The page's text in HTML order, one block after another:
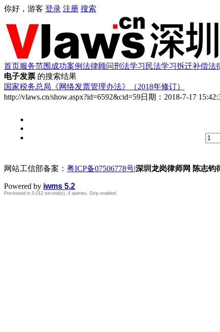
你好，游客 登录 注册 搜索
首页服务范围 成功案例法律顾问刑法学习 民法学习拆迁补偿法
电子发票 的搜索结果
国家税务总局《网络发票管理办法》（2018年修订）
http://vlaws.cn/show.aspx?id=6592&cid=59日期： 2018-7-17
网站工信部备案： 粤ICP备07506778号|深圳龙岗律师网 陈志钧
Powered by iwms 5.2
Processed in 0.012 second(s), 4 queries, Gzip enabled